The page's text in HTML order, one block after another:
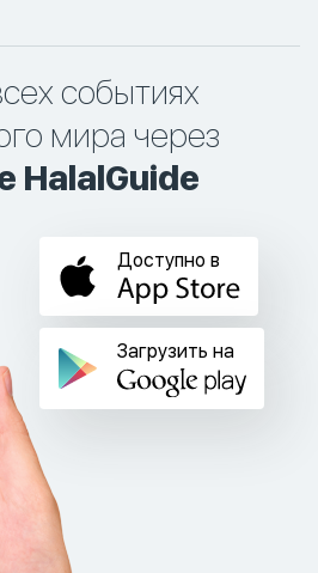
событиях
мира через
HalalGuide
Доступно в
Загрузить на